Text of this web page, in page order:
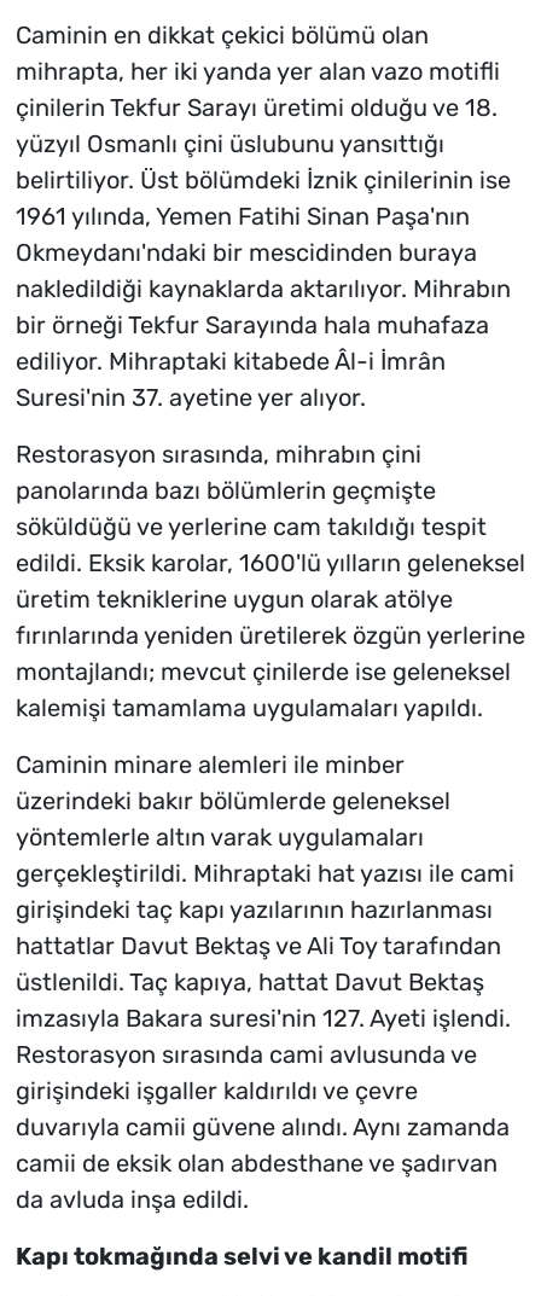
Caminin en dikkat çekici bölümü olan
mihrapta, her iki yanda yer alan vazo motifli
çinilerin Tekfur Sarayı üretimi olduğu ve 18.
yüzyıl Osmanlı çini üslubunu yansıttığı
belirtiliyor. Üst bölümdeki İznik çinilerinin ise
1961 yılında, Yemen Fatihi Sinan Paşa'nın
Okmeydanı'ndaki bir mescidinden buraya
nakledildiği kaynaklarda aktarılıyor. Mihrabın
bir örneği Tekfur Sarayında hala muhafaza
ediliyor. Mihraptaki kitabede Âl-i İmrân
Suresi'nin 37. ayetine yer alıyor.
Restorasyon sırasında, mihrabın çini
panolarında bazı bölümlerin geçmişte
söküldüğü ve yerlerine cam takıldığı tespit
edildi. Eksik karolar, 1600'lü yılların geleneksel
üretim tekniklerine uygun olarak atölye
fırınlarında yeniden üretilerek özgün yerlerine
montajlandı; mevcut çinilerde ise geleneksel
kalemişi tamamlama uygulamaları yapıldı.
Caminin minare alemleri ile minber
üzerindeki bakır bölümlerde geleneksel
yöntemlerle altın varak uygulamaları
gerçekleştirildi. Mihraptaki hat yazısı ile cami
girişindeki taç kapı yazılarının hazırlanması
hattatlar Davut Bektaş ve Ali Toy tarafından
üstlenildi. Taç kapıya, hattat Davut Bektaş
imzasıyla Bakara suresi'nin 127. Ayeti işlendi.
Restorasyon sırasında cami avlusunda ve
girişindeki işgaller kaldırıldı ve çevre
duvarıyla camii güvene alındı. Aynı zamanda
camii de eksik olan abdesthane ve şadırvan
da avluda inşa edildi.
Kapı tokmağında selvi ve kandil motifi